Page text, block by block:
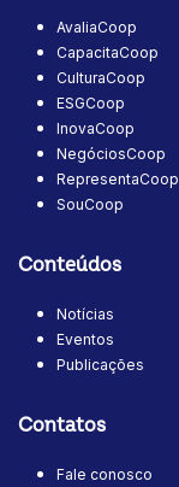
AvaliaCoop
CapacitaCoop
CulturaCoop
ESGCoop
InovaCoop
NegóciosCoop
RepresentaCoop
SouCoop
Conteúdos
Notícias
Eventos
Publicações
Contatos
Fale conosco